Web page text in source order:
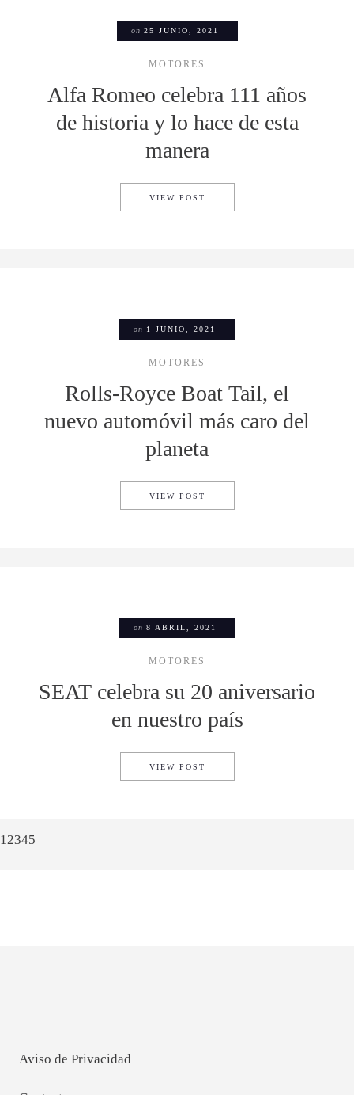
on 25 JUNIO, 2021
MOTORES
Alfa Romeo celebra 111 años
de historia y lo hace de esta
manera
VIEW POST
on 1 JUNIO, 2021
MOTORES
Rolls-Royce Boat Tail, el
nuevo automóvil más caro del
planeta
VIEW POST
on 8 ABRIL, 2021
MOTORES
SEAT celebra su 20 aniversario
en nuestro país
VIEW POST
12345
Aviso de Privacidad